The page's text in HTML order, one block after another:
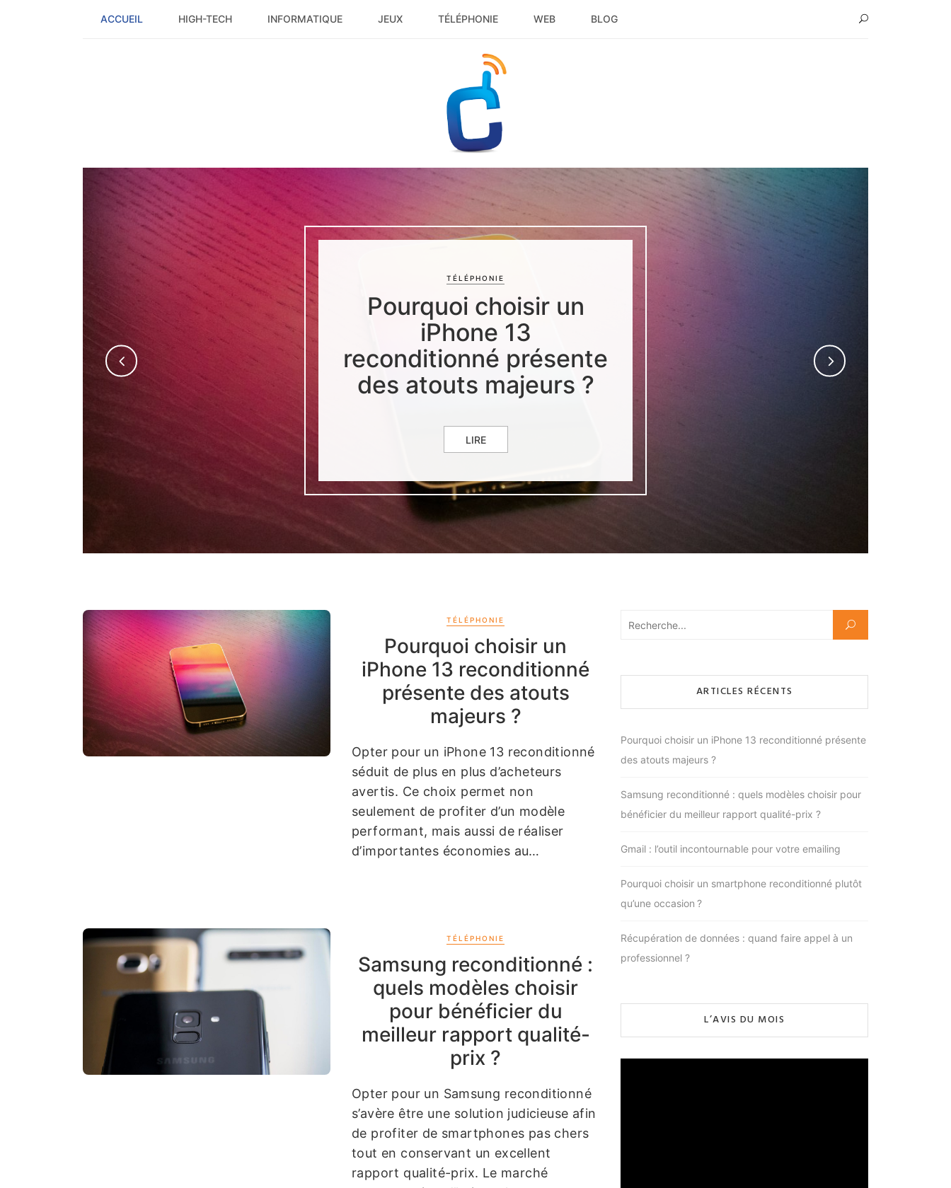
ACCUEIL HIGH-TECH INFORMATIQUE JEUX TÉLÉPHONIE WEB BLOG
TÉLÉPHONIE
Pourquoi choisir un
iPhone 13
reconditionné présente
des atouts majeurs ?
LIRE
TÉLÉPHONIE
Pourquoi choisir un
iPhone 13 reconditionné
présente des atouts
majeurs ?
Opter pour un iPhone 13 reconditionné
séduit de plus en plus d’acheteurs
avertis. Ce choix permet non
seulement de profiter d’un modèle
performant, mais aussi de réaliser
d’importantes économies au…
TÉLÉPHONIE
Samsung reconditionné :
quels modèles choisir
pour bénéficier du
meilleur rapport qualité-
prix ?
Opter pour un Samsung reconditionné
s’avère être une solution judicieuse afin
de profiter de smartphones pas chers
tout en conservant un excellent
rapport qualité-prix. Le marché
ARTICLES RÉCENTS
Pourquoi choisir un iPhone 13 reconditionné présente
des atouts majeurs ?
Samsung reconditionné : quels modèles choisir pour
bénéficier du meilleur rapport qualité-prix ?
Gmail : l’outil incontournable pour votre emailing
Pourquoi choisir un smartphone reconditionné plutôt
qu’une occasion ?
Récupération de données : quand faire appel à un
professionnel ?
L’AVIS DU MOIS